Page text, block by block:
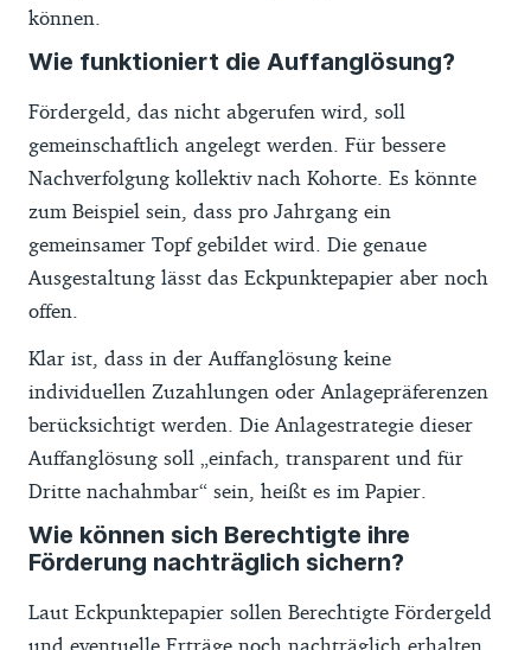
können.
Wie funktioniert die Auffanglösung?
Fördergeld, das nicht abgerufen wird, soll
gemeinschaftlich angelegt werden. Für bessere
Nachverfolgung kollektiv nach Kohorte. Es könnte
zum Beispiel sein, dass pro Jahrgang ein
gemeinsamer Topf gebildet wird. Die genaue
Ausgestaltung lässt das Eckpunktepapier aber noch
offen.
Klar ist, dass in der Auffanglösung keine
individuellen Zuzahlungen oder Anlagepräferenzen
berücksichtigt werden. Die Anlagestrategie dieser
Auffanglösung soll „einfach, transparent und für
Dritte nachahmbar“ sein, heißt es im Papier.
Wie können sich Berechtigte ihre
Förderung nachträglich sichern?
Laut Eckpunktepapier sollen Berechtigte Fördergeld
und eventuelle Erträge noch nachträglich erhalten